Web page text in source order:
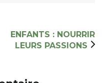
ENFANTS : NOURRIR
LEURS PASSIONS